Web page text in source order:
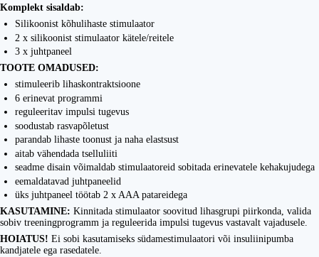
Komplekt sisaldab:
Silikoonist kõhulihaste stimulaator
2 x silikoonist stimulaator kätele/reitele
3 x juhtpaneel
TOOTE OMADUSED:
stimuleerib lihaskontraktsioone
6 erinevat programmi
reguleeritav impulsi tugevus
soodustab rasvapõletust
parandab lihaste toonust ja naha elastsust
aitab vähendada tselluliiti
seadme disain võimaldab stimulaatoreid sobitada erinevatele kehakujudega
eemaldatavad juhtpaneelid
üks juhtpaneel töötab 2 x AAA patareidega
KASUTAMINE: Kinnitada stimulaator soovitud lihasgrupi piirkonda, valida
sobiv treeningprogramm ja reguleerida impulsi tugevus vastavalt vajadusele.
HOIATUS! Ei sobi kasutamiseks südamestimulaatori või insuliinipumba
kandjatele ega rasedatele.